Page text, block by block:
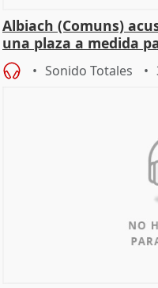
Albiach (Comuns)
una plaza a medida
Sonido Totales